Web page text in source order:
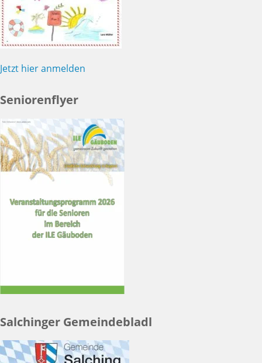
Jetzt hier anmelden
Seniorenflyer
Salchinger Gemeindebladl